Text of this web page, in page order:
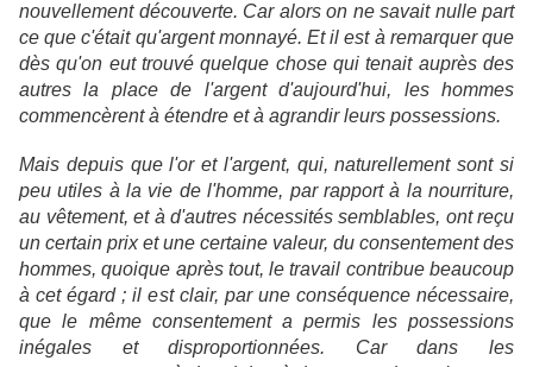
nouvellement découverte. Car alors on ne savait nulle part
ce que c'était qu'argent monnayé. Et il est à remarquer que
dès qu'on eut trouvé quelque chose qui tenait auprès des
autres la place de l'argent d'aujourd'hui, les hommes
commencèrent à étendre et à agrandir leurs possessions.
Mais depuis que l'or et l'argent, qui, naturellement sont si
peu utiles à la vie de l'homme, par rapport à la nourriture,
au vêtement, et à d'autres nécessités semblables, ont reçu
un certain prix et une certaine valeur, du consentement des
hommes, quoique après tout, le travail contribue beaucoup
à cet égard ; il est clair, par une conséquence nécessaire,
que le même consentement a permis les possessions
inégales et disproportionnées. Car dans les